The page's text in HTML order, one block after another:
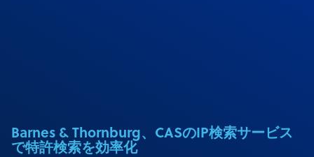
Barnes & Thornburg、CASのIP検索サービス
で特許検索を効率化